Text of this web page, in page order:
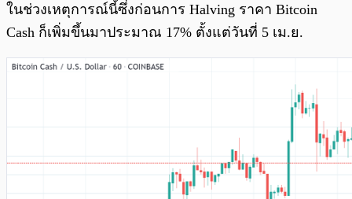
ในช่วงเหตุการณ์นี้ซึ่งก่อนการ Halving ราคา Bitcoin
Cash ก็เพิ่มขึ้นมาประมาณ 17% ตั้งแต่วันที่ 5 เม.ย.